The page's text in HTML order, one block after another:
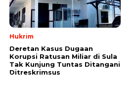
Hukrim
Deretan Kasus Dugaan
Korupsi Ratusan Miliar di Sula
Tak Kunjung Tuntas Ditangani
Ditreskrimsus